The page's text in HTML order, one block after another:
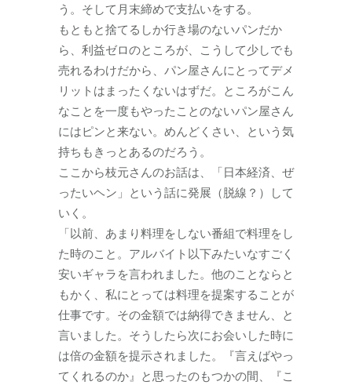
う。そして月末締めで支払いをする。
もともと捨てるしか行き場のないパンだか
ら、利益ゼロのところが、こうして少しでも
売れるわけだから、パン屋さんにとってデメ
リットはまったくないはずだ。ところがこん
なことを一度もやったことのないパン屋さん
にはピンと来ない。めんどくさい、という気
持ちもきっとあるのだろう。
ここから枝元さんのお話は、「日本経済、ぜ
ったいヘン」という話に発展（脱線？）して
いく。
「以前、あまり料理をしない番組で料理をし
た時のこと。アルバイト以下みたいなすごく
安いギャラを言われました。他のことならと
もかく、私にとっては料理を提案することが
仕事です。その金額では納得できません、と
言いました。そうしたら次にお会いした時に
は倍の金額を提示されました。『言えばやっ
てくれるのか』と思ったのもつかの間、『こ